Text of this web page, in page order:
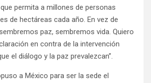
permita a millones de personas
de hectáreas cada año. En vez de
paz, sembremos vida. Quiero
en contra de la intervención
el diálogo y la paz prevalezcan”.
a México para ser la sede el